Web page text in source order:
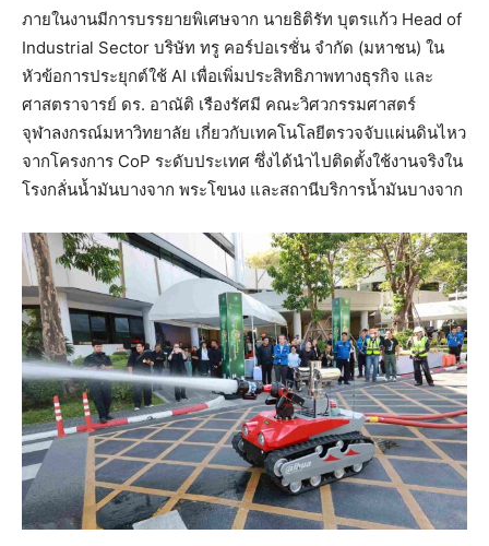
ภายในงานมีการบรรยายพิเศษจาก นายธิติรัท บุตรแก้ว Head of
Industrial Sector บริษัท ทรู คอร์ปอเรชั่น จำกัด (มหาชน) ใน
หัวข้อการประยุกต์ใช้ AI เพื่อเพิ่มประสิทธิภาพทางธุรกิจ และ
ศาสตราจารย์ ดร. อาณัติ เรืองรัศมี คณะวิศวกรรมศาสตร์
จุฬาลงกรณ์มหาวิทยาลัย เกี่ยวกับเทคโนโลยีตรวจจับแผ่นดินไหว
จากโครงการ CoP ระดับประเทศ ซึ่งได้นำไปติดตั้งใช้งานจริงใน
โรงกลั่นน้ำมันบางจาก พระโขนง และสถานีบริการน้ำมันบางจาก